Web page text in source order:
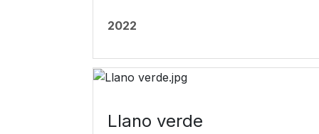
2022
Llano verde